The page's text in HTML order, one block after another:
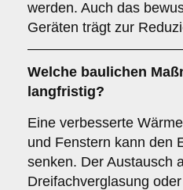
werden. Auch das
Geräten trägt zur
Welche baulichen
langfristig?
Eine verbesserte
und Fenstern kann den
senken. Der Austausch
Dreifachverglasung